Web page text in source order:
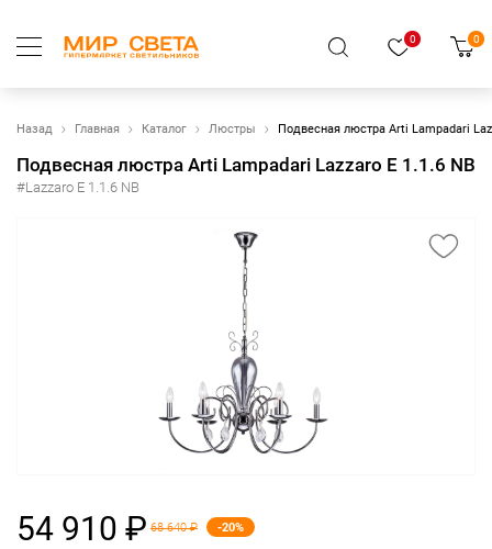
0 0
Назад Главная Каталог Люстры Подвесная люстра Arti Lampadari
Подвесная люстра Arti Lampadari Lazzaro E 1.1.6 NB
#Lazzaro E 1.1.6 NB
54 910 ₽ 68 640 ₽ -20%